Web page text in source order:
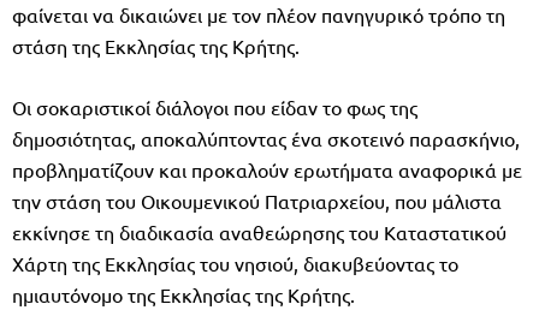
φαίνεται να δικαιώνει με τον πλέον πανηγυρικό τρόπο τη
στάση της Εκκλησίας της Κρήτης.
Οι σοκαριστικοί διάλογοι που είδαν το φως της
δημοσιότητας, αποκαλύπτοντας ένα σκοτεινό παρασκήνιο,
προβληματίζουν και προκαλούν ερωτήματα αναφορικά με
την στάση του Οικουμενικού Πατριαρχείου, που μάλιστα
εκκίνησε τη διαδικασία αναθεώρησης του Καταστατικού
Χάρτη της Εκκλησίας του νησιού, διακυβεύοντας το
ημιαυτόνομο της Εκκλησίας της Κρήτης.